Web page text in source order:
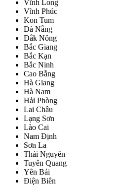
Vĩnh Long
Vĩnh Phúc
Kon Tum
Đà Nẵng
Đắk Nông
Bắc Giang
Bắc Kạn
Bắc Ninh
Cao Bằng
Hà Giang
Hà Nam
Hải Phòng
Lai Châu
Lạng Sơn
Lào Cai
Nam Định
Sơn La
Thái Nguyên
Tuyên Quang
Yên Bái
Điện Biên